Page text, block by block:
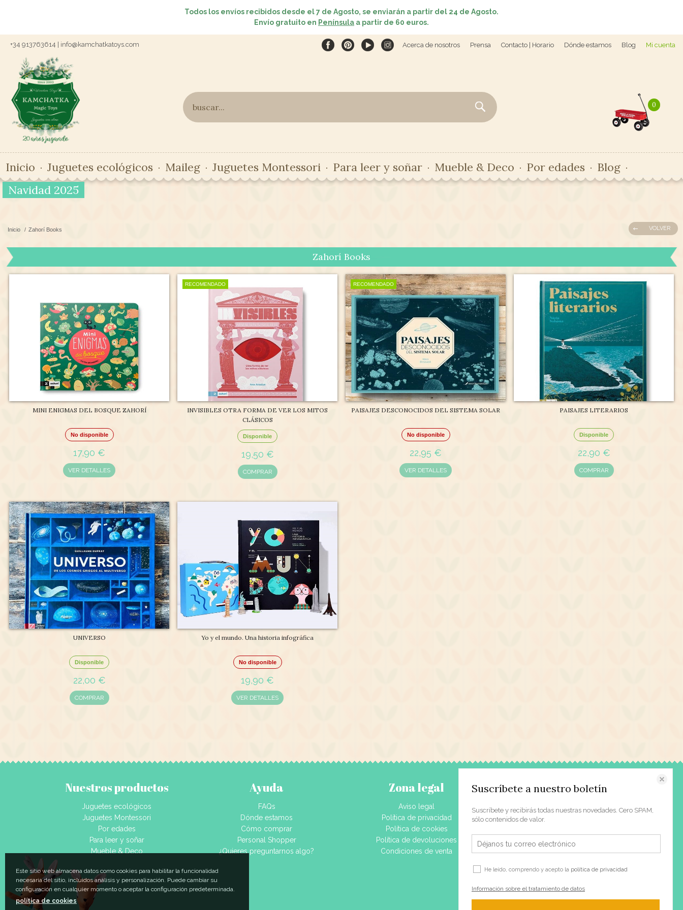
Todos los envíos recibidos desde el 7 de Agosto, se enviarán a partir del 24 de Agosto.
Envío gratuito en Península a partir de 60 euros.
+34 913763614 | info@kamchatkatoys.com Acerca de nosotros Prensa Contacto | Horario Dónde estamos Blog Mi cuenta
0
Inicio Juguetes ecológicos Maileg Juguetes Montessori Para leer y soñar Mueble & Deco Por edades
Blog
Navidad 2025
Inicio / Zahorí Books VOLVER
Zahorí Books
MINI ENIGMAS DEL BOSQUE ZAHORÍ
No disponible
17,90 €
VER DETALLES
RECOMENDADO
INVISIBLES OTRA FORMA DE VER LOS MITOS
CLÁSICOS
Disponible
19,50 €
COMPRAR
RECOMENDADO
PAISAJES DESCONOCIDOS DEL SISTEMA SOLAR
No disponible
22,95 €
VER DETALLES
PAISAJES LITERARIOS
Disponible
22,90 €
COMPRAR
UNIVERSO
Disponible
22,00 €
COMPRAR
Yo y el mundo. Una historia infográfica
No disponible
19,90 €
VER DETALLES
Nuestros productos
Juguetes ecológicos
Juguetes Montessori
Por edades
Para leer y soñar
Mueble & Deco
Ayuda
FAQs
Dónde estamos
Cómo comprar
Personal Shopper
¿Quieres preguntarnos algo?
Zona legal
Aviso legal
Política de privacidad
Política de cookies
Política de devoluciones
Condiciones de venta
Contacto
Acerca de nosotros
Dónde estamos
Blog
Este sitio web almacena datos como cookies para habilitar la funcionalidad
necesaria del sitio, incluidos análisis y personalización. Puede cambiar su
configuración en cualquier momento o aceptar la configuración predeterminada.
política de cookies
Suscríbete a nuestro boletín
Suscríbete y recibirás todas nuestras novedades. Cero SPAM,
sólo contenidos de valor.
He leído, comprendo y acepto la política de privacidad
Información sobre el tratamiento de datos